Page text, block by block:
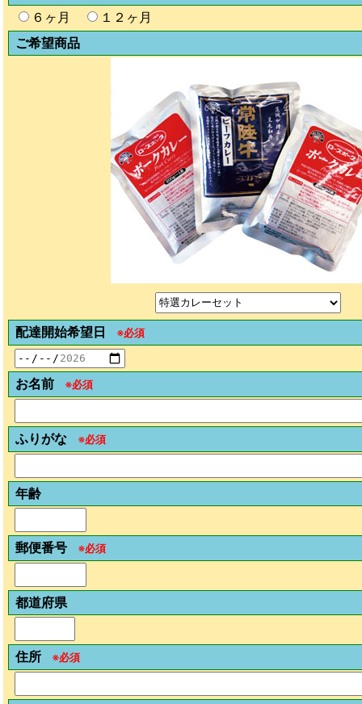
６ヶ月
１２ヶ月
ご希望商品
配達開始希望日 ※必須
お名前 ※必須
ふりがな ※必須
年齢
郵便番号 ※必須
都道府県
住所 ※必須